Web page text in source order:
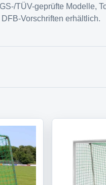
TÜV-geprüfte Modelle,
Vorschriften erhältlich.
Auswahl